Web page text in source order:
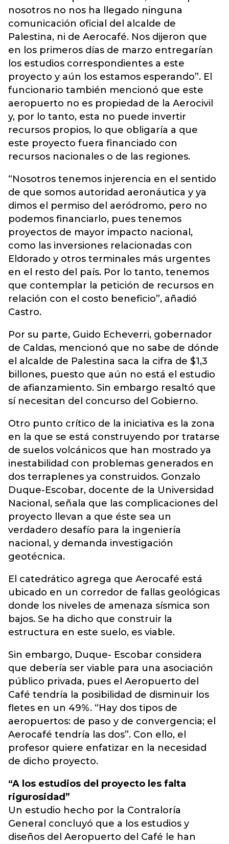
nosotros no nos ha llegado ninguna
comunicación oficial del alcalde de
Palestina, ni de Aerocafé. Nos dijeron que
en los primeros días de marzo entregarían
los estudios correspondientes a este
proyecto y aún los estamos esperando”. El
funcionario también mencionó que este
aeropuerto no es propiedad de la Aerocivil
y, por lo tanto, esta no puede invertir
recursos propios, lo que obligaría a que
este proyecto fuera financiado con
recursos nacionales o de las regiones.
“Nosotros tenemos injerencia en el sentido
de que somos autoridad aeronáutica y ya
dimos el permiso del aeródromo, pero no
podemos financiarlo, pues tenemos
proyectos de mayor impacto nacional,
como las inversiones relacionadas con
Eldorado y otros terminales más urgentes
en el resto del país. Por lo tanto, tenemos
que contemplar la petición de recursos en
relación con el costo beneficio”, añadió
Castro.
Por su parte, Guido Echeverri, gobernador
de Caldas, mencionó que no sabe de dónde
el alcalde de Palestina saca la cifra de $1,3
billones, puesto que aún no está el estudio
de afianzamiento. Sin embargo resaltó que
sí necesitan del concurso del Gobierno.
Otro punto crítico de la iniciativa es la zona
en la que se está construyendo por tratarse
de suelos volcánicos que han mostrado ya
inestabilidad con problemas generados en
dos terraplenes ya construidos. Gonzalo
Duque-Escobar, docente de la Universidad
Nacional, señala que las complicaciones del
proyecto llevan a que éste sea un
verdadero desafío para la ingeniería
nacional, y demanda investigación
geotécnica.
El catedrático agrega que Aerocafé está
ubicado en un corredor de fallas geológicas
donde los niveles de amenaza sísmica son
bajos. Se ha dicho que construir la
estructura en este suelo, es viable.
Sin embargo, Duque- Escobar considera
que debería ser viable para una asociación
público privada, pues el Aeropuerto del
Café tendría la posibilidad de disminuir los
fletes en un 49%. “Hay dos tipos de
aeropuertos: de paso y de convergencia; el
Aerocafé tendría las dos”. Con ello, el
profesor quiere enfatizar en la necesidad
de dicho proyecto.
“A los estudios del proyecto les falta
rigurosidad”
Un estudio hecho por la Contraloría
General concluyó que a los estudios y
diseños del Aeropuerto del Café le han